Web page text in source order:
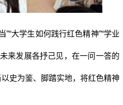
大学生如何践行红色精神”“学业
来发展各抒己见，在一问一答的
史为鉴、脚踏实地，将红色精神